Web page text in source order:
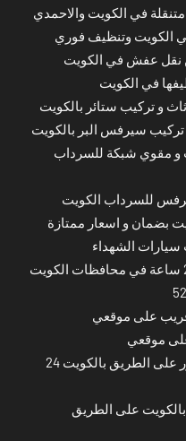
في الكويت والاحمدي
الكويت وتنظيف فوري
نقل عفش في الكويت
في الكويت
و تركيب ستائر بالكويت
سيرفس البر بالكويت
مقوي شبكة للسرداب
للسرداب الكويت
بضمان و اسعار ممتازة
الشهداء
على موقعي
موقعي
بنشر تصليح سيارات متنقل متطور على الطريق بالكويت 24
على الطريق